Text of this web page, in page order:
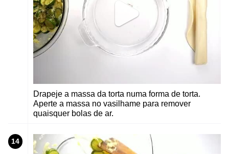
Drapeje a massa da torta numa forma de torta.
Aperte a massa no vasilhame para remover
quaisquer bolas de ar.
14